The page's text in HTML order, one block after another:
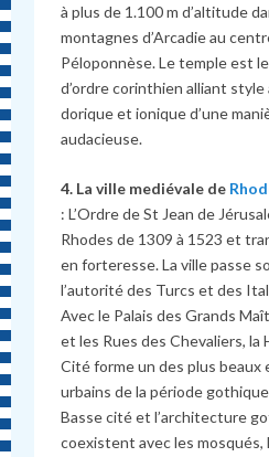
à plus de 1.100 m d’altitude
montagnes d’Arcadie au
Péloponnèse. Le temple est
d’ordre corinthien alliant style
dorique et ionique d’une
audacieuse.
4. La ville mediévale de
: L’Ordre de St Jean de
Rhodes de 1309 à 1523 et
en forteresse. La ville passe
l’autorité des Turcs et des
Avec le Palais des Grands
et les Rues des Chevaliers, la
Cité forme un des plus beaux
urbains de la période
Basse cité et l’architecture
coexistent avec les mosqués,